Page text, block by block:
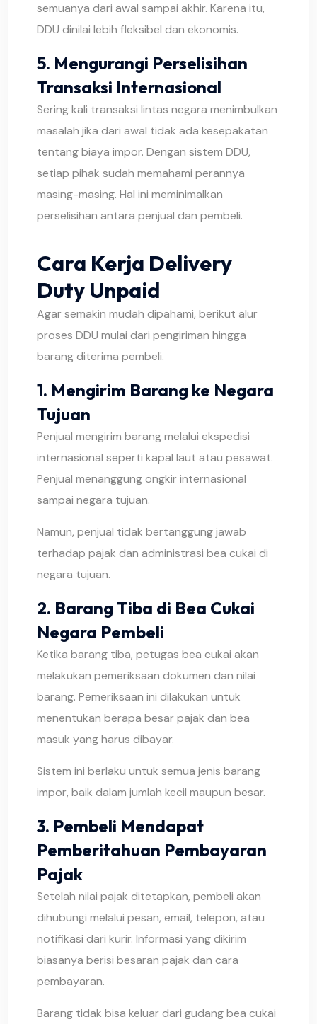
semuanya dari awal sampai akhir. Karena itu,
DDU dinilai lebih fleksibel dan ekonomis.
5. Mengurangi Perselisihan
Transaksi Internasional
Sering kali transaksi lintas negara menimbulkan
masalah jika dari awal tidak ada kesepakatan
tentang biaya impor. Dengan sistem DDU,
setiap pihak sudah memahami perannya
masing-masing. Hal ini meminimalkan
perselisihan antara penjual dan pembeli.
Cara Kerja Delivery
Duty Unpaid
Agar semakin mudah dipahami, berikut alur
proses DDU mulai dari pengiriman hingga
barang diterima pembeli.
1. Mengirim Barang ke Negara
Tujuan
Penjual mengirim barang melalui ekspedisi
internasional seperti kapal laut atau pesawat.
Penjual menanggung ongkir internasional
sampai negara tujuan.
Namun, penjual tidak bertanggung jawab
terhadap pajak dan administrasi bea cukai di
negara tujuan.
2. Barang Tiba di Bea Cukai
Negara Pembeli
Ketika barang tiba, petugas bea cukai akan
melakukan pemeriksaan dokumen dan nilai
barang. Pemeriksaan ini dilakukan untuk
menentukan berapa besar pajak dan bea
masuk yang harus dibayar.
Sistem ini berlaku untuk semua jenis barang
impor, baik dalam jumlah kecil maupun besar.
3. Pembeli Mendapat
Pemberitahuan Pembayaran
Pajak
Setelah nilai pajak ditetapkan, pembeli akan
dihubungi melalui pesan, email, telepon, atau
notifikasi dari kurir. Informasi yang dikirim
biasanya berisi besaran pajak dan cara
pembayaran.
Barang tidak bisa keluar dari gudang bea cukai